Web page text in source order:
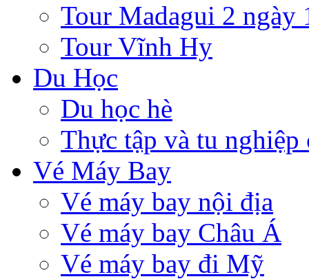
Tour Madagui 2 ngày
Tour Vĩnh Hy
Du Học
Du học hè
Thực tập và tu
Vé Máy Bay
Vé máy bay nội địa
Vé máy bay Châu Á
Vé máy bay đi Mỹ